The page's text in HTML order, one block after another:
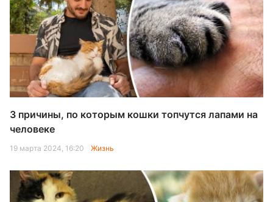
3 причины, по которым кошки топчутся лапами на
человеке
19 марта 2024, 16:20 Жизнь